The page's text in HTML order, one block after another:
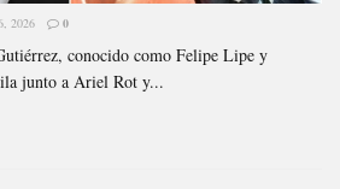
2026 0
conocido como Felipe Lipe y
junto a Ariel Rot y...